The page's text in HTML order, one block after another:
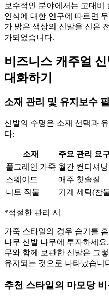
보수적인 분야에서는 고대비
인식에 대한 연구에 따르면
가 밝은 색상의 신발을 신은
가되었습니다.
비즈니스 캐주얼
대화하기
소재 관리 및 유지보수
신발의 수명은 소재 선택과
다:
소재 주요 관리 요
풀그레인 가죽 월간 컨디셔닝
스웨이드
매주 칫솔질
니트 직물
기계 세탁(찬
*적절한 관리 시
가죽 스타일의 경우 습기를
나무 신발 나무에 투자하세
무와 함께 보관한 신발은 그
유지되는 것으로 나타났습니
추천 스타일의 마모당 비